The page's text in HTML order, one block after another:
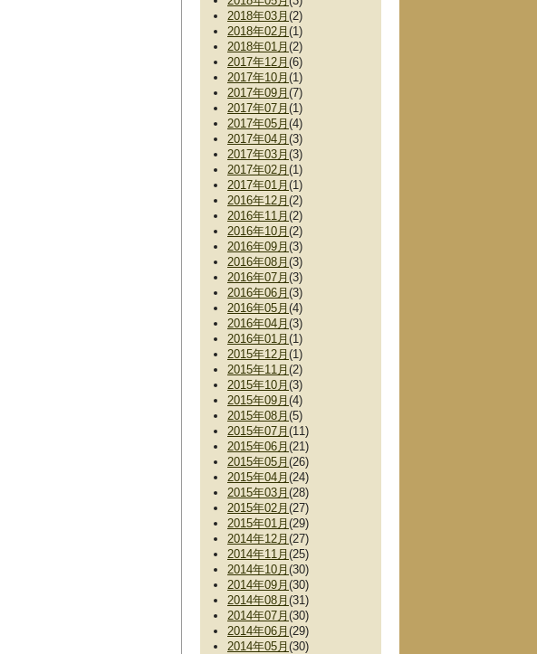
2018年03月 (2)
2018年02月 (1)
2018年01月 (2)
2017年12月 (6)
2017年10月 (1)
2017年09月 (7)
2017年07月 (1)
2017年05月 (4)
2017年04月 (3)
2017年03月 (3)
2017年02月 (1)
2017年01月 (1)
2016年12月 (2)
2016年11月 (2)
2016年10月 (2)
2016年09月 (3)
2016年08月 (3)
2016年07月 (3)
2016年06月 (3)
2016年05月 (4)
2016年04月 (3)
2016年01月 (1)
2015年12月 (1)
2015年11月 (2)
2015年10月 (3)
2015年09月 (4)
2015年08月 (5)
2015年07月 (11)
2015年06月 (21)
2015年05月 (26)
2015年04月 (24)
2015年03月 (28)
2015年02月 (27)
2015年01月 (29)
2014年12月 (27)
2014年11月 (25)
2014年10月 (30)
2014年09月 (30)
2014年08月 (31)
2014年07月 (30)
2014年06月 (29)
2014年05月 (30)